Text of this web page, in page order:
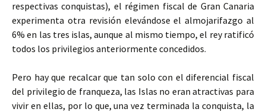
respectivas conquistas), el régimen fiscal de Gran Canaria
experimenta otra revisión elevándose el almojarifazgo al
6% en las tres islas, aunque al mismo tiempo, el rey ratificó
todos los privilegios anteriormente concedidos.
Pero hay que recalcar que tan solo con el diferencial fiscal
del privilegio de franqueza, las Islas no eran atractivas para
vivir en ellas, por lo que, una vez terminada la conquista, la